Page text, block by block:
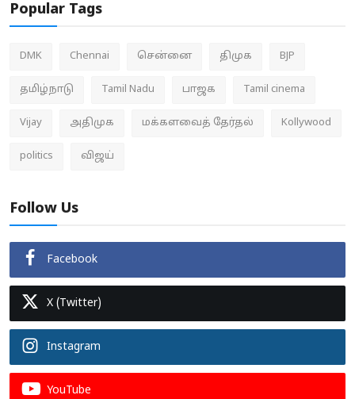
Popular Tags
DMK Chennai சென்னை திமுக BJP
தமிழ்நாடு Tamil Nadu பாஜக Tamil cinema
Vijay அதிமுக மக்களவைத் தேர்தல் Kollywood
politics விஜய்
Follow Us
Facebook
X (Twitter)
Instagram
YouTube